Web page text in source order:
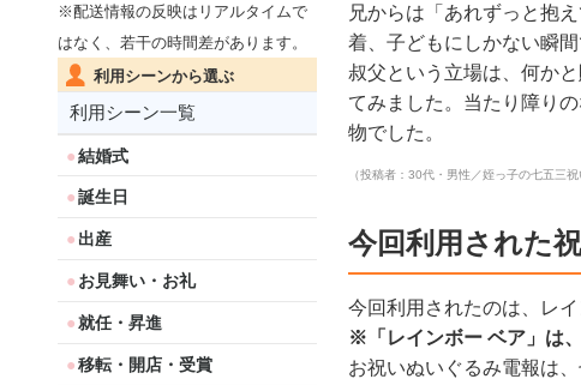
※配送情報の反映はリアルタイムで
はなく、若干の時間差があります。
利用シーンから選ぶ
利用シーン一覧
結婚式
誕生日
出産
お見舞い・お礼
就任・昇進
移転・開店・受賞
兄からは「あれずっと抱
着、子どもにしかない瞬
叔父という立場は、何か
てみました。当たり障り
物でした。
（投稿者：30代・男性／姪っ子の七五三祝
今回利用された
今回利用されたのは、レ
※「レインボー ベア」は
お祝いぬいぐるみ電報は